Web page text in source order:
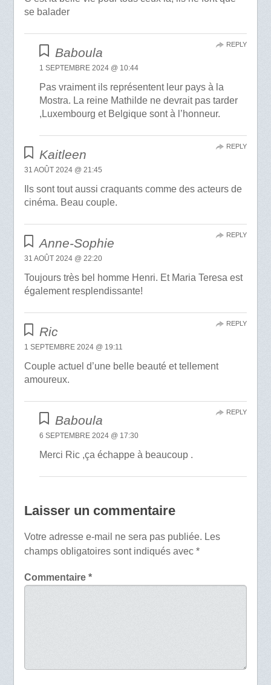
se balader
Baboula
1 SEPTEMBRE 2024 @ 10:44
Pas vraiment ils représentent leur pays à la
Mostra. La reine Mathilde ne devrait pas tarder
,Luxembourg et Belgique sont à l’honneur.
REPLY
Kaitleen
31 AOÛT 2024 @ 21:45
Ils sont tout aussi craquants comme des acteurs de
cinéma. Beau couple.
REPLY
Anne-Sophie
31 AOÛT 2024 @ 22:20
Toujours très bel homme Henri. Et Maria Teresa est
également resplendissante!
REPLY
Ric
1 SEPTEMBRE 2024 @ 19:11
Couple actuel d’une belle beauté et tellement
amoureux.
REPLY
Baboula
6 SEPTEMBRE 2024 @ 17:30
Merci Ric ,ça échappe à beaucoup .
REPLY
Laisser un commentaire
Votre adresse e-mail ne sera pas publiée. Les
champs obligatoires sont indiqués avec *
Commentaire *